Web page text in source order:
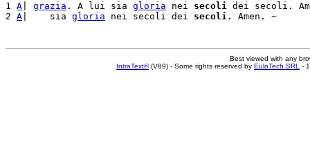
1 A grazia . A lui sia gloria nei secoli dei secoli.
2 A |    sia gloria nei secoli dei secoli
Best viewed with any
IntraText®(V89) - Some rights reserved by EuloTech SRL -